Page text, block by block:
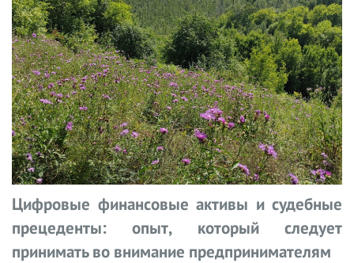
Цифровые финансовые активы и судебные
прецеденты: опыт, который следует
принимать во внимание предпринимателям